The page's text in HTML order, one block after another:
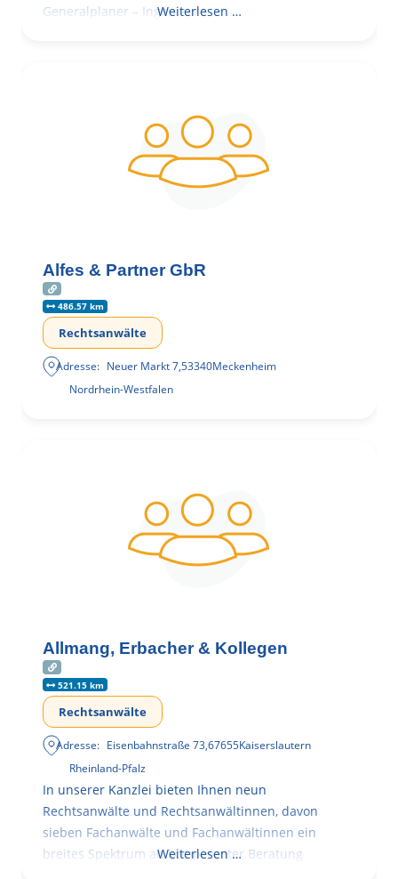
Generalplaner – Ingenieure
Weiterlesen …
Alfes & Partner GbR
486.57 km
Rechtsanwälte
Adresse: Neuer Markt 7,53340Meckenheim
Nordrhein-Westfalen
Allmang, Erbacher & Kollegen
521.15 km
Rechtsanwälte
Adresse: Eisenbahnstraße 73,67655Kaiserslautern
Rheinland-Pfalz
In unserer Kanzlei bieten Ihnen neun
Rechtsanwälte und Rechtsanwältinnen, davon
sieben Fachanwälte und Fachanwältinnen ein
breites Spektrum an kompetenter Beratung
Weiterlesen …